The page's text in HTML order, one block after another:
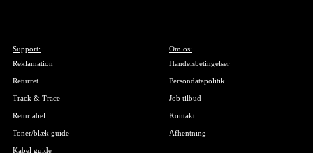
Support:
Reklamation
Returret
Track & Trace
Returlabel
Toner/blæk guide
Kabel guide
Om os:
Handelsbetingelser
Persondatapolitik
Job tilbud
Kontakt
Afhentning